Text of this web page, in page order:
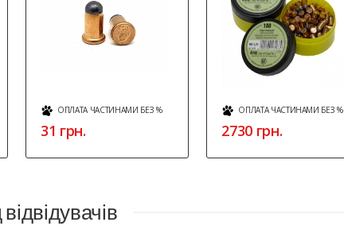
ОПЛАТА ЧАСТИНАМИ БЕЗ %
31 грн.
ОПЛАТА ЧАСТИНАМИ БЕЗ %
2730 грн.